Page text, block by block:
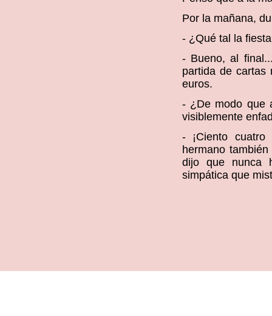
Por la mañana,
- ¿Qué tal la
- Bueno, al
partida de cartas
euros.
- ¿De modo que
visiblemente
- ¡Ciento
hermano
dijo que nunca
simpática que